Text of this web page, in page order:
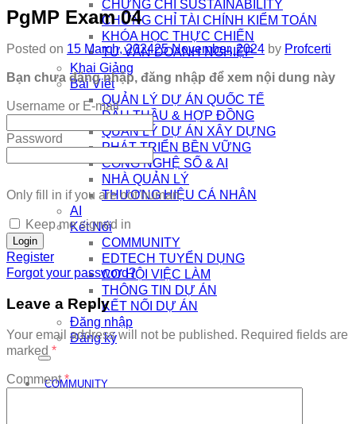
CHỨNG CHỈ SUSTAINABILITY
CHỨNG CHỈ TÀI CHÍNH KIỂM TOÁN
KHÓA HỌC THỰC CHIẾN
TƯ VẤN DOANH NGHIỆP
Khai Giảng
Bài Viết
QUẢN LÝ DỰ ÁN QUỐC TẾ
ĐẤU THẦU & HỢP ĐỒNG
QUẢN LÝ DỰ ÁN XÂY DỰNG
PHÁT TRIỂN BỀN VỮNG
CÔNG NGHỆ SỐ & AI
NHÀ QUẢN LÝ
THƯƠNG HIỆU CÁ NHÂN
AI
Kết Nối
COMMUNITY
EDTECH TUYỂN DỤNG
CƠ HỘI VIỆC LÀM
THÔNG TIN DỰ ÁN
KẾT NỐI DỰ ÁN
Đăng nhập
Đăng ký
COMMUNITY
PgMP Exam 04
Posted on 15 March, 202425 November, 2024 by Profcerti
Bạn chưa đăng nhập, đăng nhập để xem nội dung này
Username or E-mail
Password
Only fill in if you are not human
Keep me signed in
Register
Forgot your password?
Leave a Reply
Your email address will not be published. Required fields are
marked *
Comment*